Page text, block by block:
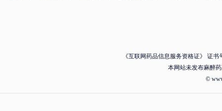
《互联网药品信息服务资格证》 证书
本网站未发布麻醉
©